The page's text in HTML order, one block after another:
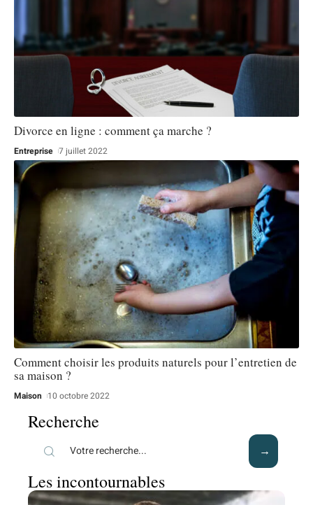
Divorce en ligne : comment ça marche ?
Entreprise 7 juillet 2022
Comment choisir les produits naturels pour l’entretien de
sa maison ?
Maison 10 octobre 2022
Recherche
Les incontournables